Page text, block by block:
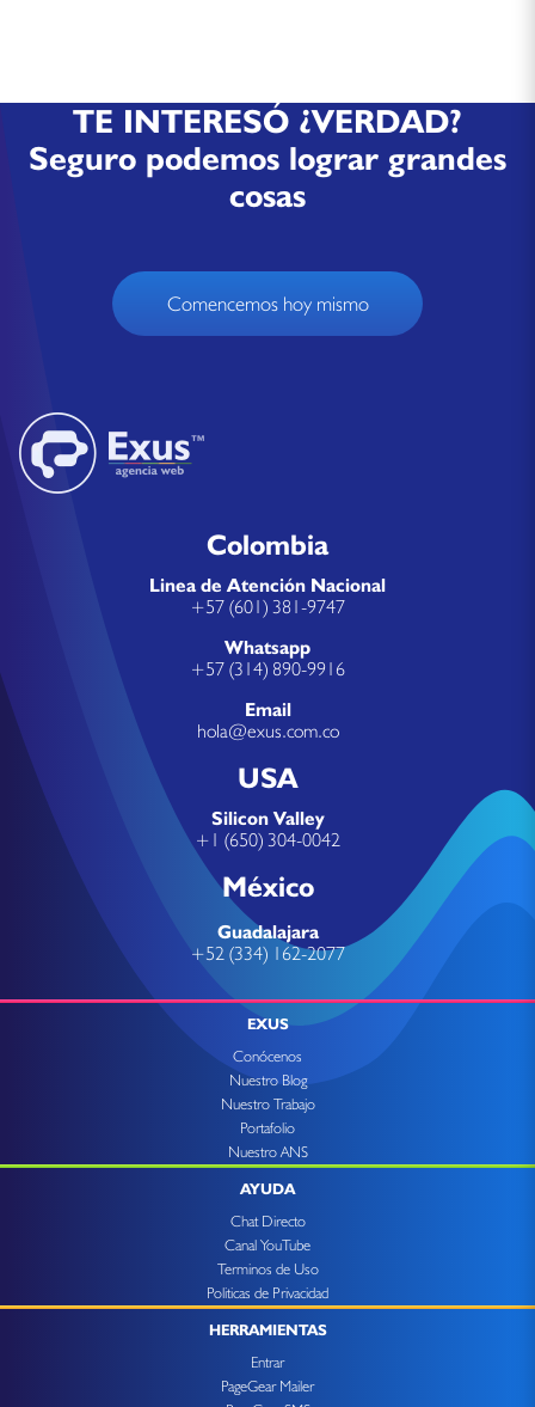
TE INTERESÓ ¿VERDAD?
Seguro podemos lograr grandes
cosas
Comencemos hoy mismo
Colombia
Linea de Atención Nacional
+57 (601) 381-9747
Whatsapp
+57 (314) 890-9916
Email
hola@exus.com.co
USA
Silicon Valley
+1 (650) 304-0042
México
Guadalajara
+52 (334) 162-2077
EXUS
Conócenos
Nuestro Blog
Nuestro Trabajo
Portafolio
Nuestro ANS
AYUDA
Chat Directo
Canal YouTube
Terminos de Uso
Politicas de Privacidad
HERRAMIENTAS
Entrar
PageGear Mailer